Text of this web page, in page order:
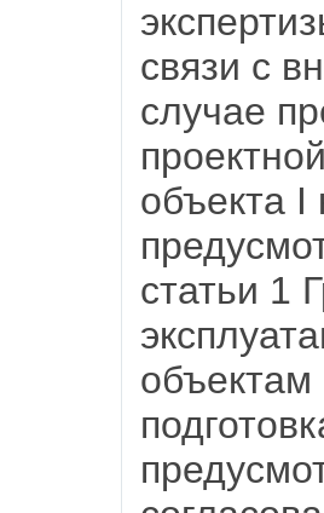
связи с
случае
объекта
статьи 1
объектам